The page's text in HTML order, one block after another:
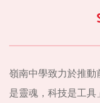
嶺南中學致力於推
是靈魂，科技是工